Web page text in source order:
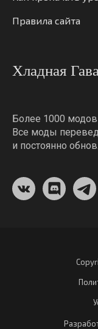
Правила сайта
Хладная
Более 1000 модов
Все моды
и постоянно